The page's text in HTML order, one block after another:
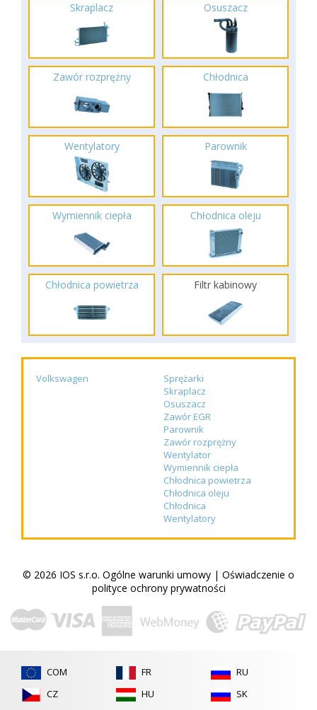
Skraplacz Osuszacz
Zawór rozprężny Chłodnica
Wentylatory Parownik
Wymiennik ciepła Chłodnica oleju
Chłodnica powietrza Filtr kabinowy
Volkswagen
Sprężarki
Skraplacz
Osuszacz
Zawór EGR
Parownik
Zawór rozprężny
Wentylator
Wymiennik ciepła
Chłodnica powietrza
Chłodnica oleju
Chłodnica
Wentylatory
© 2026 IOS s.r.o. Ogólne warunki umowy | Oświadczenie o
polityce ochrony prywatności
COM
CZ
FR
HU
RU
SK